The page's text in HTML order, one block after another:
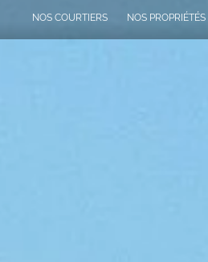
NOS COURTIERS NOS PROPRIÉTÉS